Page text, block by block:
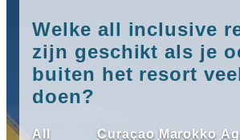
Griekenland
Mexico
Nederland
Spanje
Turkije
Populaire
resorts
Egypte
inclusive
Griekenland
All
Welke all inclusive
zijn geschikt als je
buiten het resort
doen?
All
Curaçao Marokko